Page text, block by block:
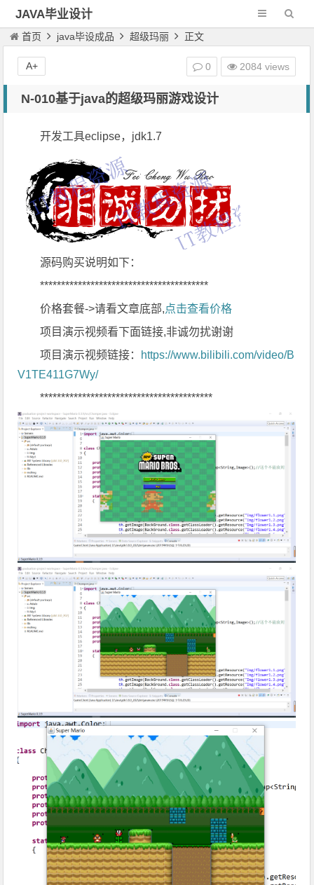
JAVA毕业设计
首页 java毕设成品 超级玛丽 正文
N-010基于java的超级玛丽游戏设计
开发工具eclipse，jdk1.7
源码购买说明如下：
****************************************
价格套餐->请看文章底部,点击查看价格
项目演示视频看下面链接,非诚勿扰谢谢
项目演示视频链接： https://www.bilibili.com/video/B
V1TE411G7Wy/
*****************************************
0 2084 views
A+